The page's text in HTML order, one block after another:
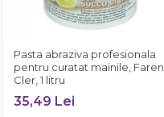
Pasta abraziva profesionala
pentru curatat mainile, Faren
Cler, 1 litru
35,49 Lei